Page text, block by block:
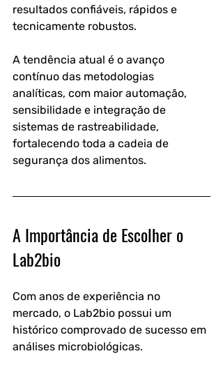
resultados confiáveis, rápidos e
tecnicamente robustos.
A tendência atual é o avanço
contínuo das metodologias
analíticas, com maior automação,
sensibilidade e integração de
sistemas de rastreabilidade,
fortalecendo toda a cadeia de
segurança dos alimentos.
A Importância de Escolher o
Lab2bio
Com anos de experiência no
mercado, o Lab2bio possui um
histórico comprovado de sucesso em
análises microbiológicas.